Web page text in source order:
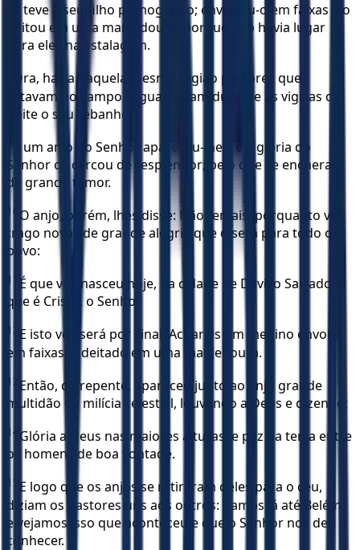
e teve a seu filho primogênito; envolveu-o em faixas e o
deitou em uma manjedoura, porque não havia lugar
para eles na estalagem.
Ora, havia naquela mesma região pastores que
estavam no campo, e guardavam durante as vigílias da
noite o seu rebanho.
E um anjo do Senhor apareceu-lhes, e a glória do
Senhor os cercou de resplendor; pelo que se encheram
de grande temor.
10 O anjo, porém, lhes disse: Não temais, porquanto vos
trago novas de grande alegria que o será para todo o
povo:
11
É que vos nasceu hoje, na cidade de Davi, o Salvador,
que é Cristo, o Senhor.
12 E isto vos será por sinal: Achareis um menino envolto
em faixas, e deitado em uma manjedoura.
13 Então, de repente, apareceu junto ao anjo grande
multidão da milícia celestial, louvando a Deus e dizendo:
14 Glória a Deus nas maiores alturas, e paz na terra entre
os homens de boa vontade.
15 E logo que os anjos se retiraram deles para o céu,
diziam os pastores uns aos outros: Vamos já até Belém,
e vejamos isso que aconteceu e que o Senhor nos deu a
conhecer.